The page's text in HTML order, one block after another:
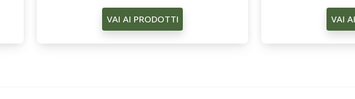
VAI AI PRODOTTI VAI